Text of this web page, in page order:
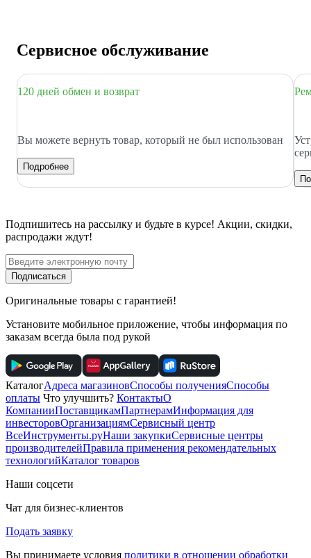
Сервисное обслуживание
120 дней обмен и возврат
Вы можете вернуть товар, который не был использован
Подробнее
Подпишитесь на рассылку и будьте в курсе! Акции, скидки,
распродажи ждут!
Подписаться
Оригинальные товары с гарантией!
Установите мобильное приложение, чтобы информация по
заказам всегда была под рукой
КаталогАдреса магазиновСпособы полученияСпособы
оплаты Что улучшить? КонтактыО
КомпанииПоставщикамПартнерамИнформация для
инвесторовОрганизациямСервисный центр
ВсеИнструменты.руНаши закупкиСервисные центры
производителейПравила применения рекомендательных
технологийКаталог товаров
Наши соцсети
Чат для бизнес-клиентов
Подать заявку
Вы принимаете условия политики в отношении обработки